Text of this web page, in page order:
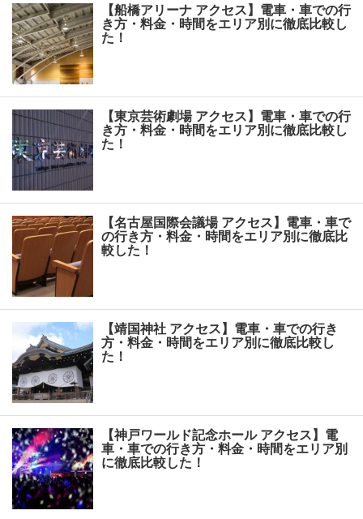
【船橋アリーナ アクセス】電車・車での行
き方・料金・時間をエリア別に徹底比較し
た！
【東京芸術劇場 アクセス】電車・車での行
き方・料金・時間をエリア別に徹底比較し
た！
【名古屋国際会議場 アクセス】電車・車で
の行き方・料金・時間をエリア別に徹底比
較した！
【靖国神社 アクセス】電車・車での行き
方・料金・時間をエリア別に徹底比較し
た！
【神戸ワールド記念ホール アクセス】電
車・車での行き方・料金・時間をエリア別
に徹底比較した！